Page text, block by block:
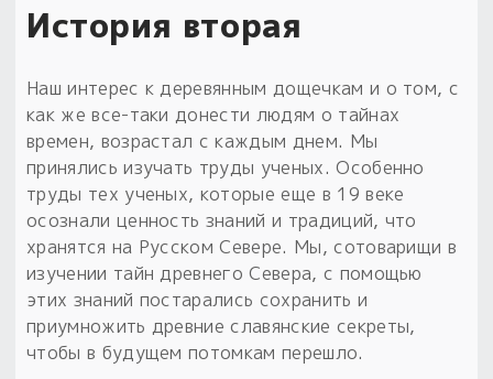
История вторая
Наш интерес к деревянным дощечкам и о том, с
как же все-таки донести людям о тайнах
времен, возрастал с каждым днем. Мы
принялись изучать труды ученых. Особенно
труды тех ученых, которые еще в 19 веке
осознали ценность знаний и традиций, что
хранятся на Русском Севере. Мы, сотоварищи в
изучении тайн древнего Севера, с помощью
этих знаний постарались сохранить и
приумножить древние славянские секреты,
чтобы в будущем потомкам перешло.